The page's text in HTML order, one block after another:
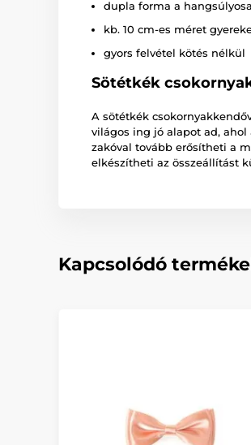
dupla forma a
kb. 10 cm-es méret
gyors felvétel kötés nélkül
Sötétkék
A sötétkék
világos ing jó alapot ad, ahol
zakóval tovább erősítheti a
elkészítheti az összeállítást
Kapcsolódó